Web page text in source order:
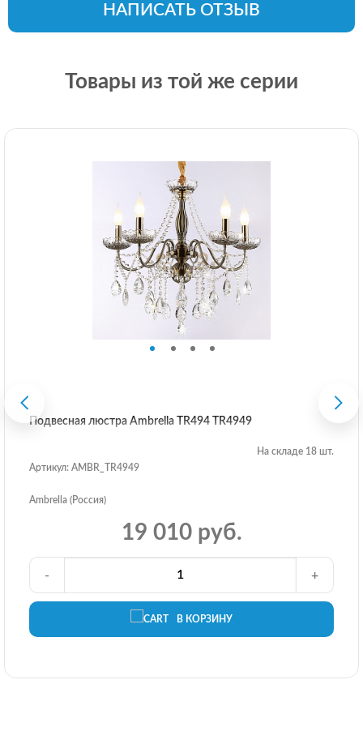
НАПИСАТЬ ОТЗЫВ
Товары из той же серии
Подвесная люстра Ambrella TR494 TR4949
На складе 18 шт.
Артикул: AMBR_TR4949
Ambrella (Россия)
19 010 руб.
В КОРЗИНУ
- +